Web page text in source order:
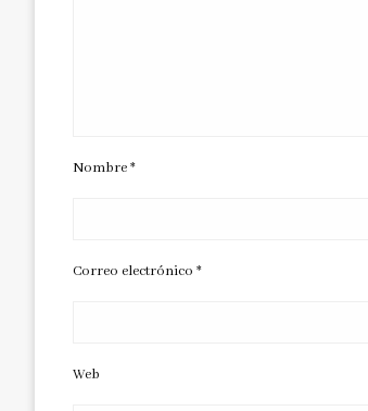
Nombre*
Correo electrónico *
Web